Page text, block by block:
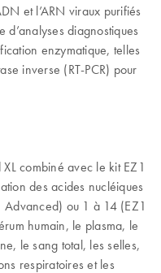
et l’ARN viraux purifiés
diagnostiques
enzymatique, telles
inverse (RT-PCR) pour
combiné avec le kit EZ1
des acides nucléiques
ou 1 à 14 (EZ1
humain, le plasma, le
le sang total, les selles,
respiratoires et les